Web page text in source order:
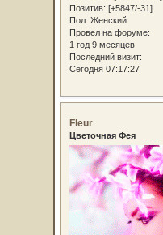
Позитив: [+5847/-31]
Пол: Женский
Провел на форуме:
1 год 9 месяцев
Последний визит:
Сегодня 07:17:27
Fleur
Цветочная Фея